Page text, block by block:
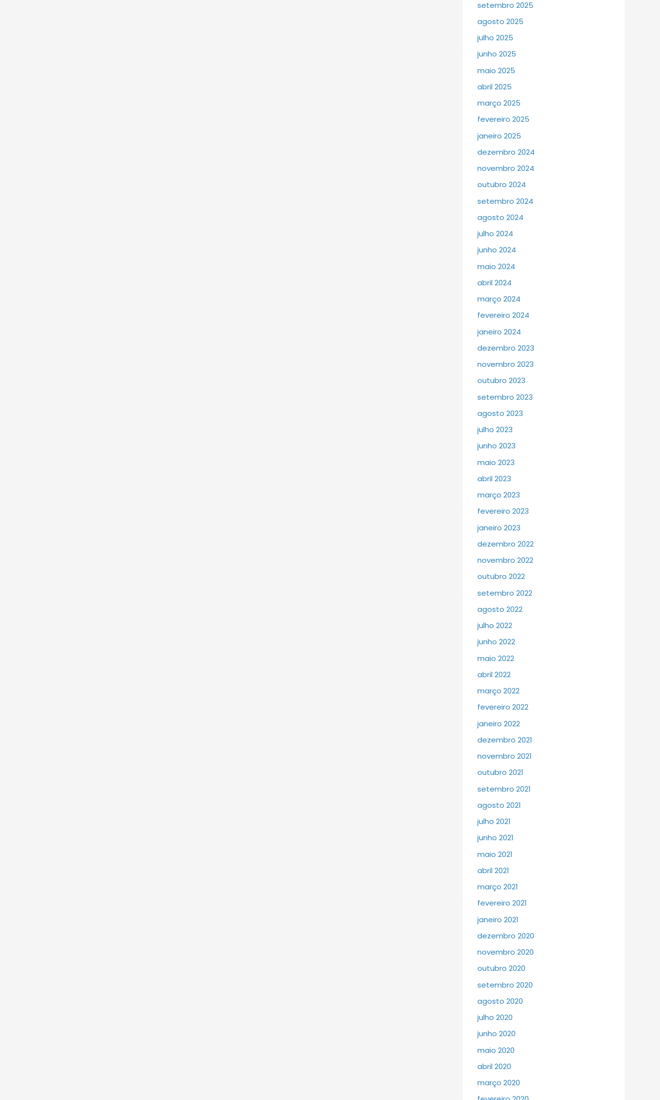
setembro 2025
agosto 2025
julho 2025
junho 2025
maio 2025
abril 2025
março 2025
fevereiro 2025
janeiro 2025
dezembro 2024
novembro 2024
outubro 2024
setembro 2024
agosto 2024
julho 2024
junho 2024
maio 2024
abril 2024
março 2024
fevereiro 2024
janeiro 2024
dezembro 2023
novembro 2023
outubro 2023
setembro 2023
agosto 2023
julho 2023
junho 2023
maio 2023
abril 2023
março 2023
fevereiro 2023
janeiro 2023
dezembro 2022
novembro 2022
outubro 2022
setembro 2022
agosto 2022
julho 2022
junho 2022
maio 2022
abril 2022
março 2022
fevereiro 2022
janeiro 2022
dezembro 2021
novembro 2021
outubro 2021
setembro 2021
agosto 2021
julho 2021
junho 2021
maio 2021
abril 2021
março 2021
fevereiro 2021
janeiro 2021
dezembro 2020
novembro 2020
outubro 2020
setembro 2020
agosto 2020
julho 2020
junho 2020
maio 2020
abril 2020
março 2020